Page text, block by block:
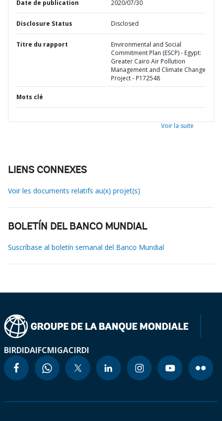
Date de publication 2020/07/30
Disclosure Status Disclosed
Titre du rapport
Environmental and Social
Commitment Plan (ESCP) - Egypt:
Greater Cairo Air Pollution
Management and Climate Change
Project - P172548
Mots clé
Voir la suite
LIENS CONNEXES
Voir les documents relatifs au(x) projet(s)
BOLETÍN DEL BANCO MUNDIAL
Suscríbase al boletín semanal del Banco Mundial
BIRDIDAIFCMIGACIRDI